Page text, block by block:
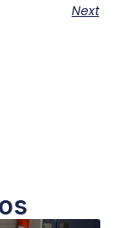
Next